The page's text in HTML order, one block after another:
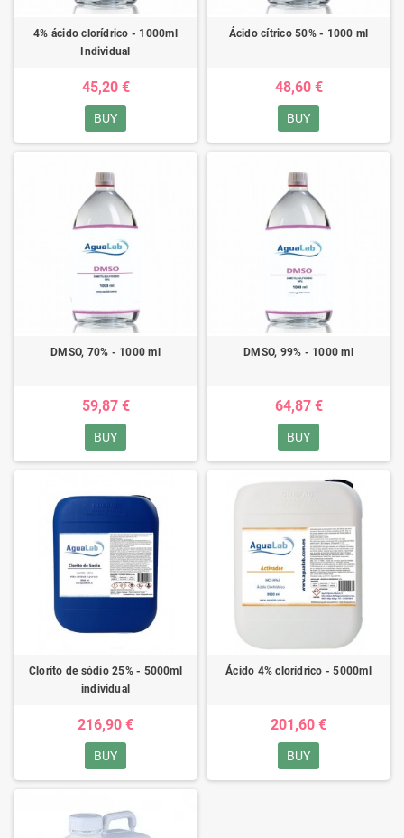
4% ácido clorídrico - 1000ml
Individual
45,20 €
BUY
Ácido cítrico 50% - 1000 ml
48,60 €
BUY
DMSO, 70% - 1000 ml
59,87 €
BUY
DMSO, 99% - 1000 ml
64,87 €
BUY
Clorito de sódio 25% - 5000ml
individual
216,90 €
BUY
Ácido 4% clorídrico - 5000ml
201,60 €
BUY